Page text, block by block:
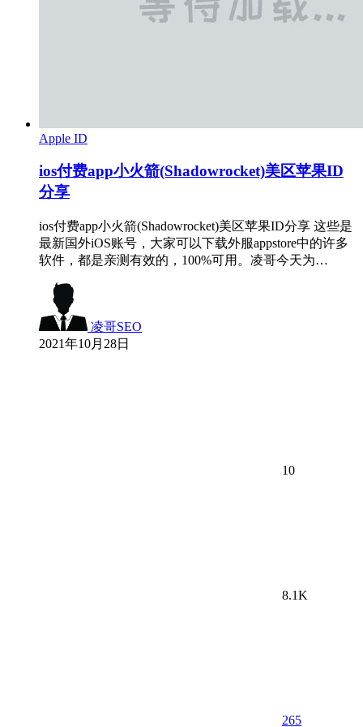
Apple ID
ios付费app小火箭(Shadowrocket)美区苹果ID
分享
ios付费app小火箭(Shadowrocket)美区苹果ID分享 这些是
最新国外iOS账号，大家可以下载外服appstore中的许多
软件，都是亲测有效的，100%可用。凌哥今天为…
凌哥SEO
2021年10月28日
10
8.1K
265